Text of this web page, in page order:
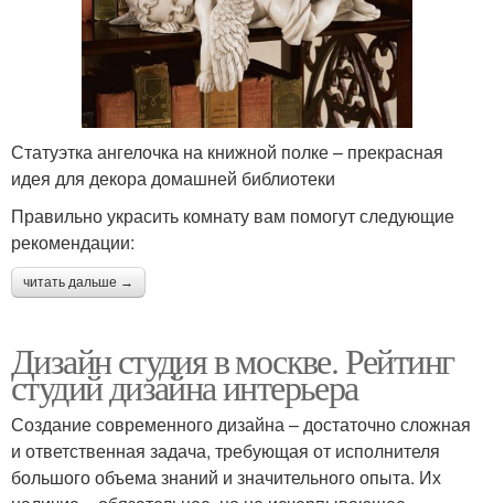
Статуэтка ангелочка на книжной полке – прекрасная
идея для декора домашней библиотеки
Правильно украсить комнату вам помогут следующие
рекомендации:
читать дальше →
Дизайн студия в москве. Рейтинг
студий дизайна интерьера
Создание современного дизайна – достаточно сложная
и ответственная задача, требующая от исполнителя
большого объема знаний и значительного опыта. Их